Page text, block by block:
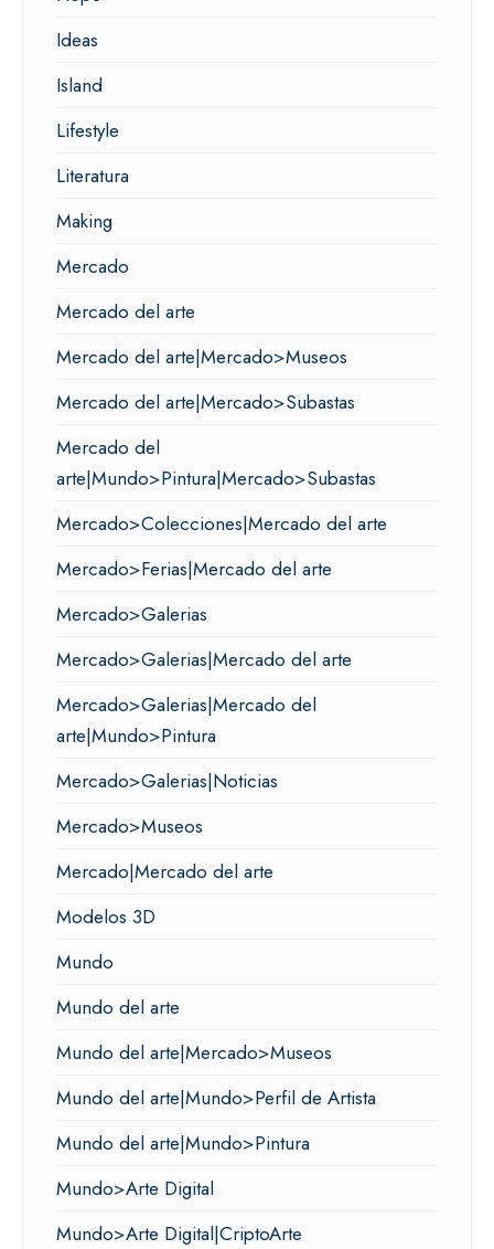
Ideas
Island
Lifestyle
Literatura
Making
Mercado
Mercado del arte
Mercado del arte|Mercado>Museos
Mercado del arte|Mercado>Subastas
Mercado del
arte|Mundo>Pintura|Mercado>Subastas
Mercado>Colecciones|Mercado del arte
Mercado>Ferias|Mercado del arte
Mercado>Galerias
Mercado>Galerias|Mercado del arte
Mercado>Galerias|Mercado del
arte|Mundo>Pintura
Mercado>Galerias|Noticias
Mercado>Museos
Mercado|Mercado del arte
Modelos 3D
Mundo
Mundo del arte
Mundo del arte|Mercado>Museos
Mundo del arte|Mundo>Perfil de Artista
Mundo del arte|Mundo>Pintura
Mundo>Arte Digital
Mundo>Arte Digital|CriptoArte